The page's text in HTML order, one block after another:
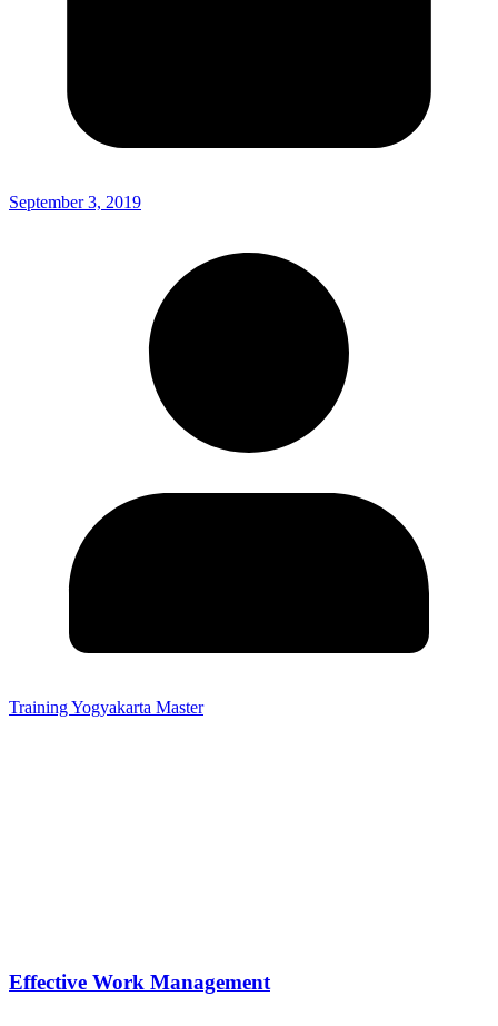
September 3, 2019
Training Yogyakarta Master
Effective Work Management